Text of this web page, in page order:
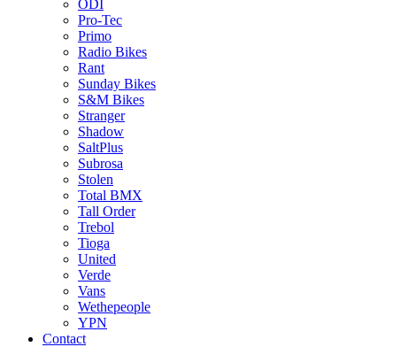
ODI
Pro-Tec
Primo
Radio Bikes
Rant
Sunday Bikes
S&M Bikes
Stranger
Shadow
SaltPlus
Subrosa
Stolen
Total BMX
Tall Order
Trebol
Tioga
United
Verde
Vans
Wethepeople
YPN
Contact